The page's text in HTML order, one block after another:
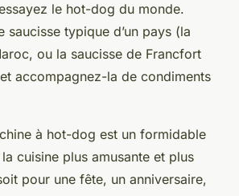
le hot-dog du monde.
saucisse typique d’un pays (la
ou la saucisse de Francfort
et accompagnez-la de condiments
à hot-dog est un formidable
cuisine plus amusante et plus
pour une fête, un anniversaire,